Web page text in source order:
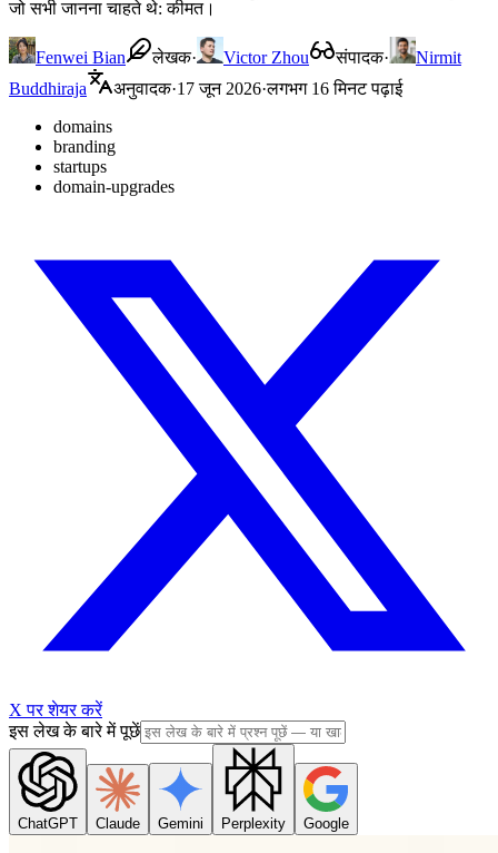
जो सभी जानना चाहते थे: कीमत।
Fenwei Bian लेखक· Victor Zhou संपादक·
Nirmit
Buddhiraja
अनुवादक·17 जून 2026·लगभग 16 मिनट पढ़ाई
domains
branding
startups
domain-upgrades
X पर शेयर करें
इस लेख के बारे में पूछें
ChatGPT Claude Gemini Perplexity Google